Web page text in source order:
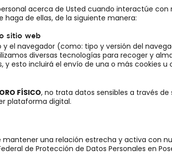
acerca de Usted cuando interactúe
haga de ellas, de la siguiente manera:
sitio web
el navegador (como: tipo y versión del
diversas tecnologías para recoger y
y esto incluirá el envío de una o más cookies u
ORO FÍSICO, no trata datos sensibles a través
plataforma digital.
una relación estrecha y activa con
de Protección de Datos Personales en